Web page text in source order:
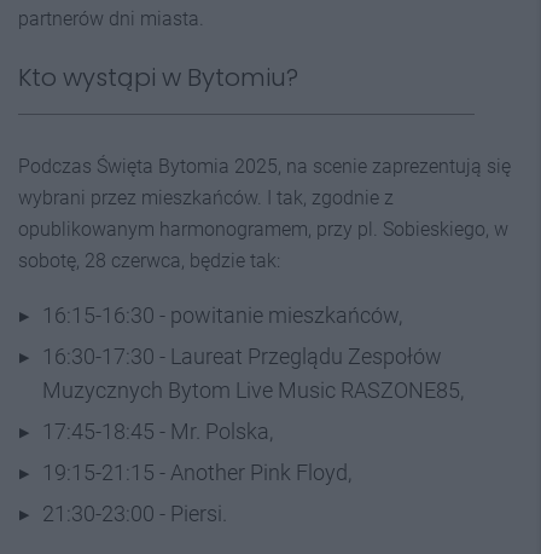
partnerów dni miasta.
Kto wystąpi w Bytomiu?
Podczas Święta Bytomia 2025, na scenie zaprezentują się
wybrani przez mieszkańców. I tak, zgodnie z
opublikowanym harmonogramem, przy pl. Sobieskiego, w
sobotę, 28 czerwca, będzie tak:
16:15-16:30 - powitanie mieszkańców,
16:30-17:30 - Laureat Przeglądu Zespołów
Muzycznych Bytom Live Music RASZONE85,
17:45-18:45 - Mr. Polska,
19:15-21:15 - Another Pink Floyd,
21:30-23:00 - Piersi.